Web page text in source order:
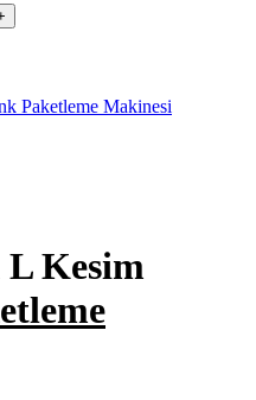
Paketleme Makinesi
Kesim